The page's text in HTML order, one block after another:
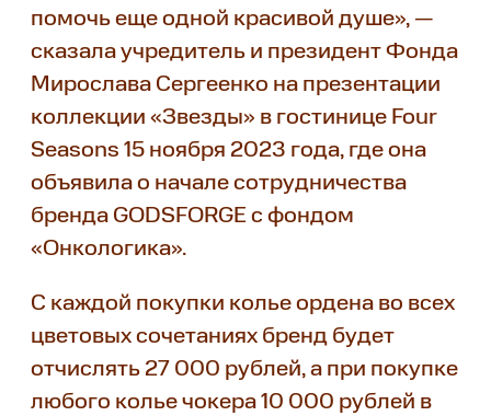
помочь еще одной красивой душе», —
сказала учредитель и президент Фонда
Мирослава Сергеенко на презентации
коллекции «Звезды» в гостинице Four
Seasons 15 ноября 2023 года, где она
объявила о начале сотрудничества
бренда GODSFORGE с фондом
«Онкологика».
С каждой покупки колье ордена во всех
цветовых сочетаниях бренд будет
отчислять 27 000 рублей, а при покупке
любого колье чокера 10 000 рублей в